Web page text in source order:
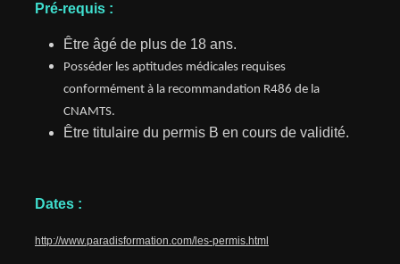
Pré-requis :
Être âgé de plus de 18 ans.
Posséder les aptitudes médicales requises
conformément à la recommandation R486 de la
CNAMTS.
Être titulaire du permis B en cours de validité.
Dates :
http://www.paradisformation.com/les-permis.html